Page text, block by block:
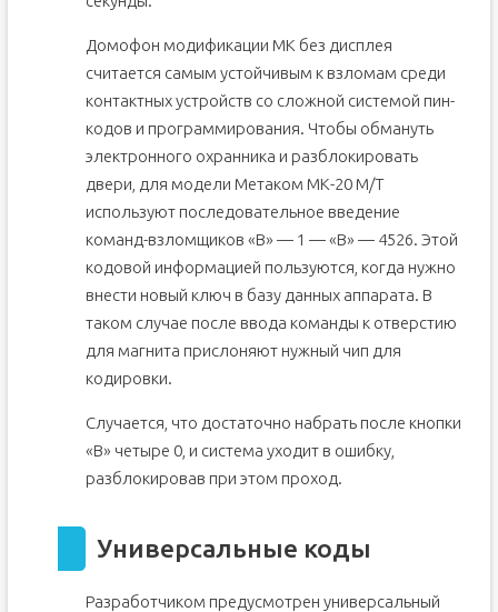
Домофон модификации МК без дисплея
считается самым устойчивым к взломам среди
контактных устройств со сложной системой пин-
кодов и программирования. Чтобы обмануть
электронного охранника и разблокировать
двери, для модели Метаком МК-20 М/Т
используют последовательное введение
команд-взломщиков «В» — 1 — «В» — 4526. Этой
кодовой информацией пользуются, когда нужно
внести новый ключ в базу данных аппарата. В
таком случае после ввода команды к отверстию
для магнита прислоняют нужный чип для
кодировки.
Случается, что достаточно набрать после кнопки
«В» четыре 0, и система уходит в ошибку,
разблокировав при этом проход.
Универсальные коды
Разработчиком предусмотрен универсальный